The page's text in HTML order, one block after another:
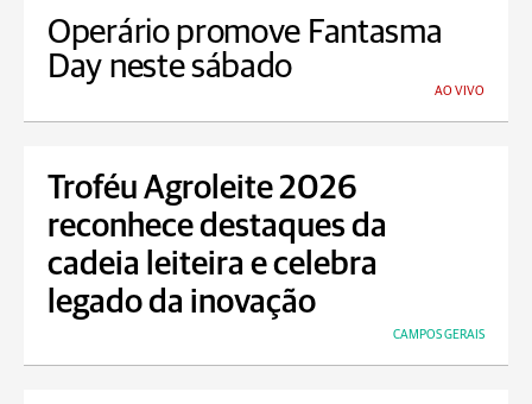
Operário promove Fantasma
Day neste sábado
AO VIVO
Troféu Agroleite 2026
reconhece destaques da
cadeia leiteira e celebra
legado da inovação
CAMPOS GERAIS